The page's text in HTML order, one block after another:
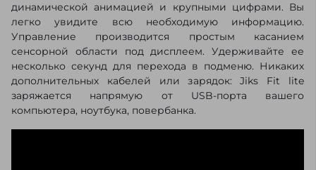
динамической анимацией и крупными цифрами. Вы
легко увидите всю необходимую информацию.
Управление производится простым касанием
сенсорной области под дисплеем. Удерживайте ее
несколько секунд для перехода в подменю. Никаких
дополнительных кабелей или зарядок: Jiks Fit lite
заряжается напрямую от USB-порта вашего
компьютера, ноутбука, повербанка.